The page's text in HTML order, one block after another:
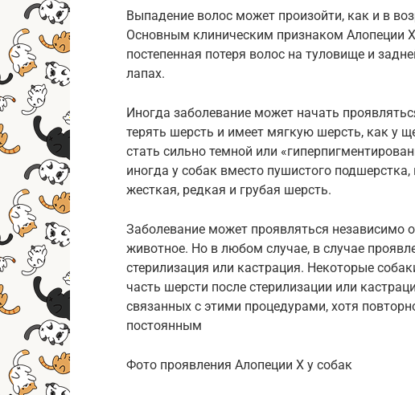
Выпадение волос может произойти, как и в
Основным клиническим признаком Алопеции
постепенная потеря волос на туловище и
лапах.
Иногда заболевание может начать
терять шерсть и имеет мягкую шерсть, как у
стать сильно темной или
иногда у собак вместо пушистого
жесткая, редкая и грубая шерсть.
Заболевание может проявляться независимо
животное. Но в любом случае, в случае
стерилизация или кастрация. Некоторые
часть шерсти после стерилизации или
связанных с этими процедурами, хотя
постоянным
Фото проявления Алопеции Х у собак